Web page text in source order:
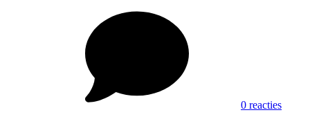
0 reacties